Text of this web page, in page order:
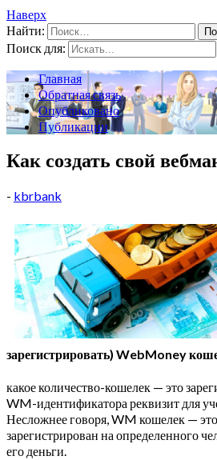
Наверх
Найти:
Поиск для:
Главная
Обратная связь
Опубликовано
Публикации
Как создать свой
- kbrbank
зарегистрировать) WebMoney
какое количество-кошелек — это
WM-идентификатора реквизит для
Несложнее говоря, WM кошелек —
зарегистрирован на определенного
его деньги.